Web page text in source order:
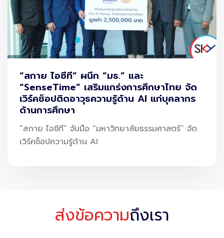
ประกอบการที่ทันสมัยสอดคล้องกับการเปลี่ยนแปลงของ
เทคโนโลยี และ Digitalization นี้มีความจำเป็นต่อสังคมขึ้น
เรื่อยๆ เพื่อยกระดับการเรียนการสอนได้อย่างสมบูรณ์แบบ จึง
ต้องอาศัยเครือข่ายพันธมิตรเข้ามาร่วมมือสร้างบุคลากร ผสม
ผสานกับรูปแบบการศึกษา Work-based Education เพื่อให้
ผู้เรียนจะได้เรียนรู้ทั้งวิชาการและการปฎิบัติจริงอย่างเป็นรูป
ธรรม
“สกาย ไอซีที” ผนึก “มธ.” และ
“SenseTime” เสริมแกร่งการศึกษาไทย จัด
เวิร์คช็อปติดอาวุธความรู้ด้าน AI แก่บุคลากร
ด้านการศึกษา
“สกาย ไอซีที” จับมือ “มหาวิทยาลัยธรรมศาสตร์” จัด
เวิร์คช็อปความรู้ด้าน AI
ส่งข้อความถึงเรา